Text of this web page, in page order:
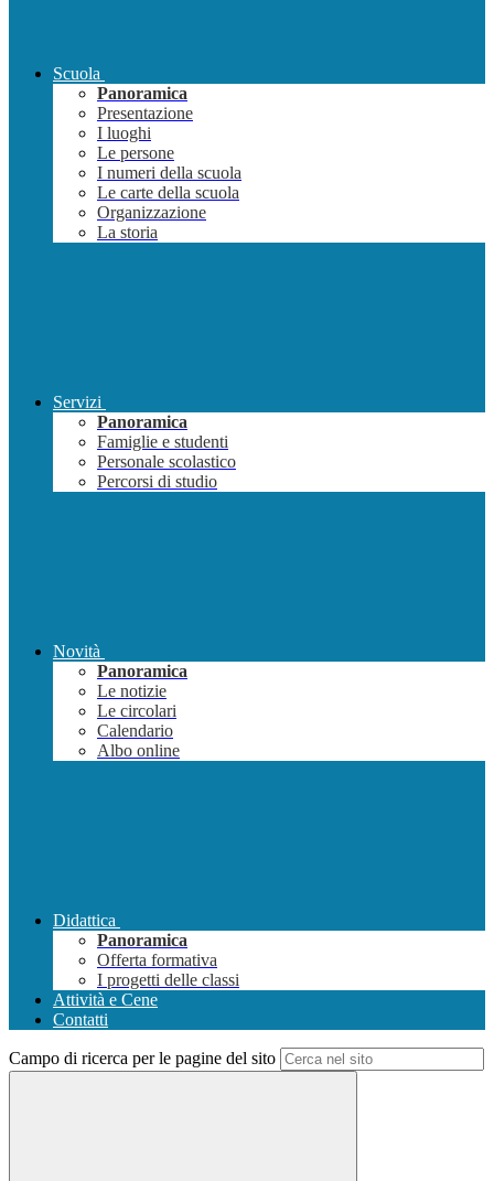
Scuola
Panoramica
Presentazione
I luoghi
Le persone
I numeri della scuola
Le carte della scuola
Organizzazione
La storia
Servizi
Panoramica
Famiglie e studenti
Personale scolastico
Percorsi di studio
Novità
Panoramica
Le notizie
Le circolari
Calendario
Albo online
Didattica
Panoramica
Offerta formativa
I progetti delle classi
Attività e Cene
Contatti
Campo di ricerca per le pagine del sito